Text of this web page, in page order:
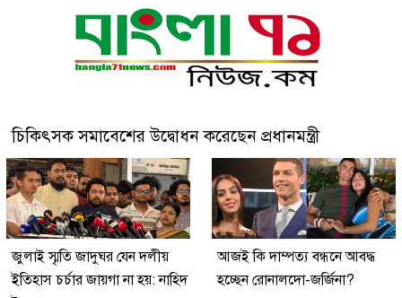
চিকিৎসক সমাবেশের উদ্বোধন করেছেন প্রধানমন্ত্রী
জুলাই স্মৃতি জাদুঘর যেন দলীয়
ইতিহাস চর্চার জায়গা না হয়: নাহিদ
আজই কি দাম্পত্য বন্ধনে আবদ্ধ
হচ্ছেন রোনালদো-জর্জিনা?